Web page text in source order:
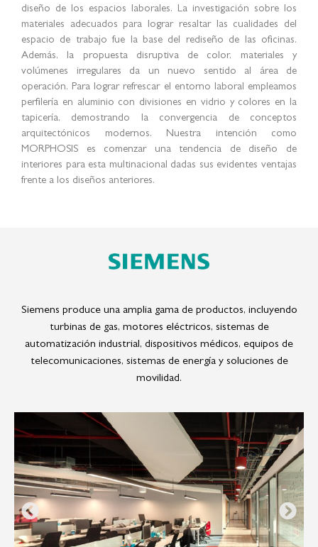
diseño de los espacios laborales. La investigación sobre los
materiales adecuados para lograr resaltar las cualidades del
espacio de trabajo fue la base del rediseño de las oficinas.
Además, la propuesta disruptiva de color, materiales y
volúmenes irregulares da un nuevo sentido al área de
operación. Para lograr refrescar el entorno laboral empleamos
perfilería en aluminio con divisiones en vidrio y colores en la
tapicería, demostrando la convergencia de conceptos
arquitectónicos modernos. Nuestra intención como
MORPHOSIS es comenzar una tendencia de diseño de
interiores para esta multinacional dadas sus evidentes ventajas
frente a los diseños anteriores.
Siemens produce una amplia gama de productos, incluyendo
turbinas de gas, motores eléctricos, sistemas de
automatización industrial, dispositivos médicos, equipos de
telecomunicaciones, sistemas de energía y soluciones de
movilidad.